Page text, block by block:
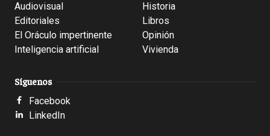
Audiovisual
Editoriales
El Oráculo impertinente
Inteligencia artificial
Historia
Libros
Opinión
Vivienda
Síguenos
Facebook
LinkedIn